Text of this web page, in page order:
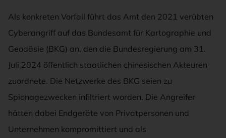
Als konkreten Vorfall führt das Amt den 2021 verübten
Cyberangriff auf das Bundesamt für Kartographie und
Geodäsie (BKG) an, den die Bundesregierung am 31.
Juli 2024 öffentlich staatlichen chinesischen Akteuren
zuordnete. Die Netzwerke des BKG seien zu
Spionagezwecken infiltriert worden. Die Angreifer
hätten dabei Endgeräte von Privatpersonen und
Unternehmen kompromittiert und als